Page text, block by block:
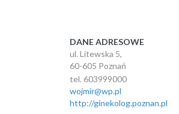
DANE ADRESOWE
ul. Litewska 5,
60-605 Poznań
tel. 603999000
wojmir@wp.pl
http://ginekolog.poznan.pl